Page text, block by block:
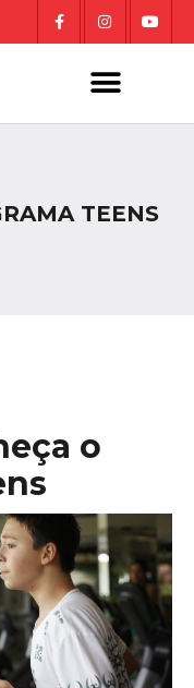
TEENS
o